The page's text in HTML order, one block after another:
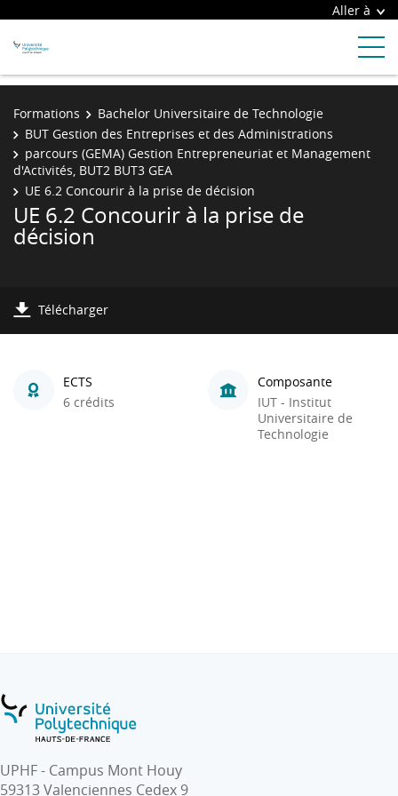
Aller à
Formations
Bachelor Universitaire de Technologie
BUT Gestion des Entreprises et des Administrations
parcours (GEMA) Gestion Entrepreneuriat et Management
d'Activités, BUT2 BUT3 GEA
UE 6.2 Concourir à la prise de décision
UE 6.2 Concourir à la prise de
décision
Télécharger
ECTS
6 crédits
Composante
IUT - Institut
Universitaire de
Technologie
UPHF - Campus Mont Houy
59313 Valenciennes Cedex 9